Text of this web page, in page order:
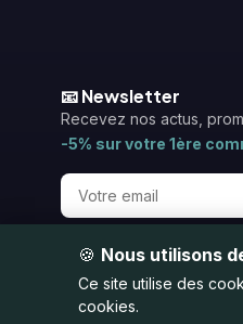
📧 Newsletter
Recevez nos actus,
-5% sur votre 1ère
🍪 Nous utilisons
Ce site utilise des
cookies.